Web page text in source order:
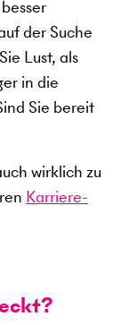
der Suche
Lust, als
in die
Sie bereit
wirklich zu
Karriere-